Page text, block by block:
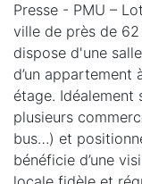
Presse - PMU –
ville de près de
dispose d'une
d’un appartement
étage.
plusieurs
bus…) et
bénéficie d’une